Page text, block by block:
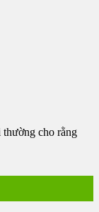
cho rằng